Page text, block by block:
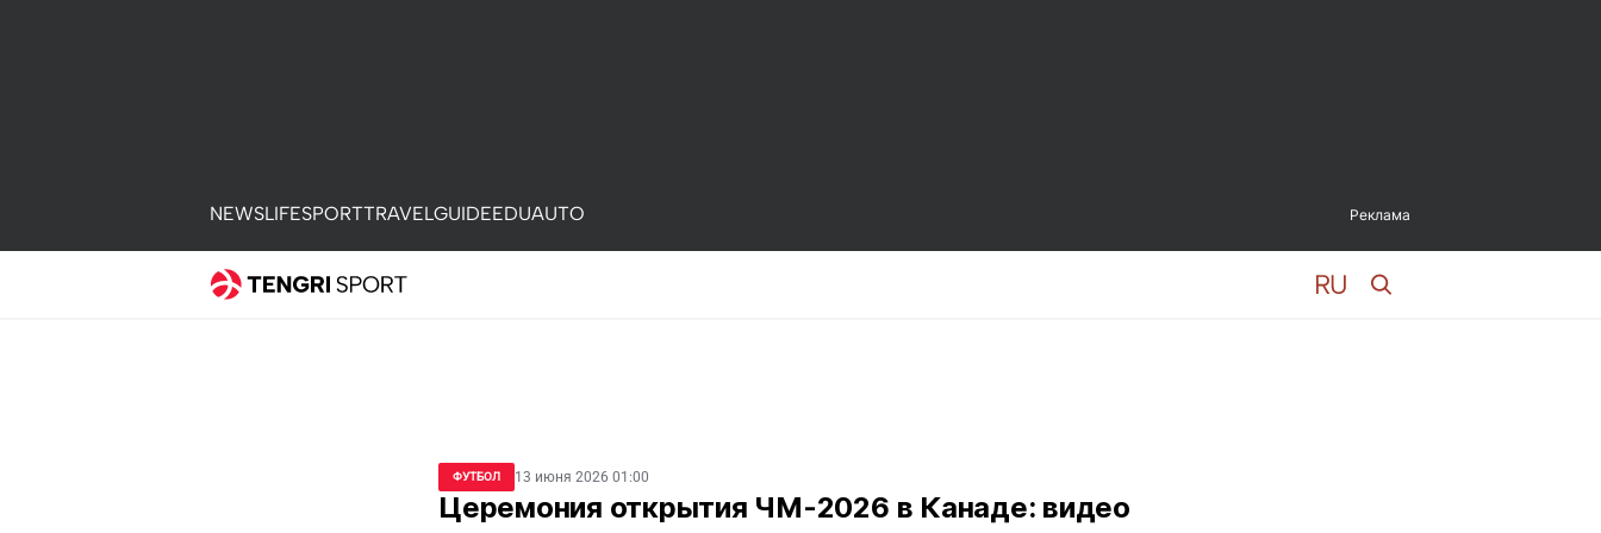
NEWSLIFESPORTTRAVELGUIDEEDUAUTO Реклама
ФУТБОЛ 13 июня 2026 01:00
Церемония открытия ЧМ-2026 в Канаде: видео